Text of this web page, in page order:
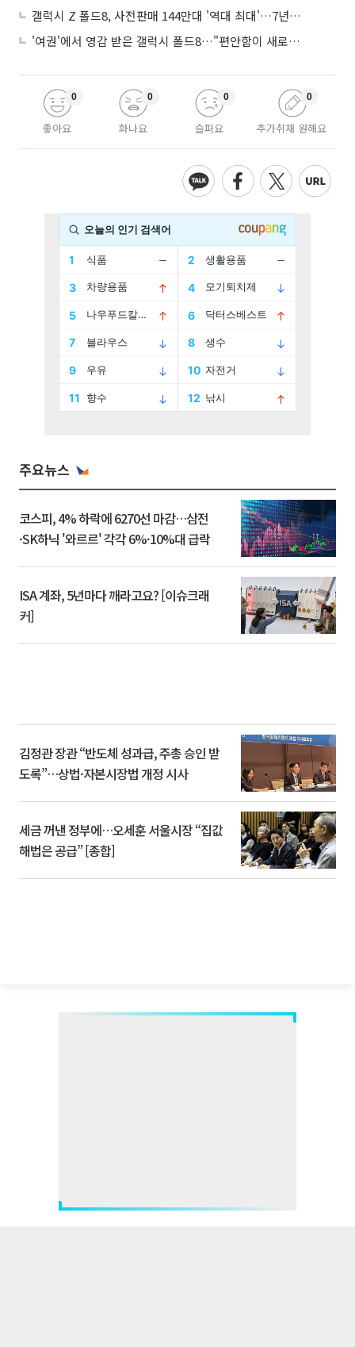
갤럭시 Z 폴드8, 사전판매 144만대 '역대 최대'…7년만에 갤노트10 기록 넘어
'여권'에서 영감 받은 갤럭시 폴드8…"편안함이 새로운 디자인 경쟁력"
좋아요
0
화나요
0
슬퍼요
0
추가취재 원해요
0
주요뉴스
코스피, 4% 하락에 6270선 마감…삼전
·SK하닉 '와르르' 각각 6%·10%대 급락
ISA 계좌, 5년마다 깨라고요? [이슈크래
커]
김정관 장관 “반도체 성과급, 주총 승인 받
도록”…상법·자본시장법 개정 시사
세금 꺼낸 정부에…오세훈 서울시장 “집값
해법은 공급” [종합]